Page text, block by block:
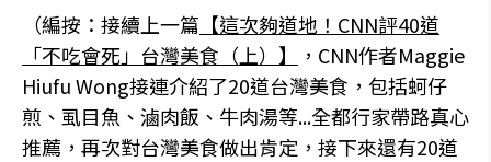
（編按：接續上一篇 【這次夠道地！CNN評40道
「不吃會死」台灣美食（上）】
，CNN作者Maggie
Hiufu Wong接連介紹了20道台灣美食，包括蚵仔
煎、虱目魚、滷肉飯、牛肉湯等...全都行家帶路真心
推薦，再次對台灣美食做出肯定，接下來還有20道